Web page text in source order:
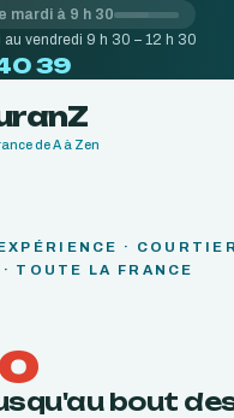
mardi à 9 h 30
au vendredi 9 h 30 – 12 h 30
39
de A à Zen
· COURTIER
TOUTE LA FRANCE
bout